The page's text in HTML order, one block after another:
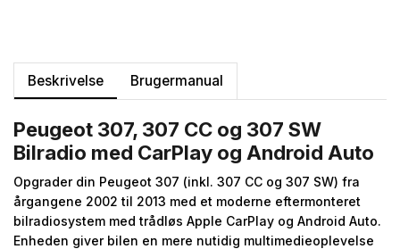
Beskrivelse Brugermanual
Peugeot 307, 307 CC og 307 SW
Bilradio med CarPlay og Android Auto
Opgrader din Peugeot 307 (inkl. 307 CC og 307 SW) fra
årgangene 2002 til 2013 med et moderne eftermonteret
bilradiosystem med trådløs Apple CarPlay og Android Auto.
Enheden giver bilen en mere nutidig multimedieoplevelse